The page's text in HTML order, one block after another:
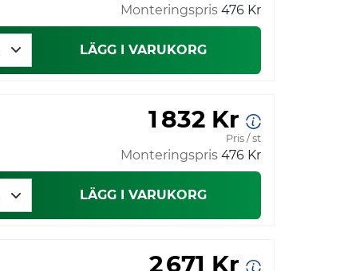
Monteringspris 476 Kr
LÄGG I VARUKORG
1 832 Kr
Pris / st
Monteringspris 476 Kr
LÄGG I VARUKORG
2 671 Kr